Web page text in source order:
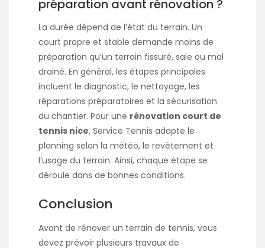
préparation avant rénovation ?
La durée dépend de l’état du terrain. Un
court propre et stable demande moins de
préparation qu’un terrain fissuré, sale ou mal
drainé. En général, les étapes principales
incluent le diagnostic, le nettoyage, les
réparations préparatoires et la sécurisation
du chantier. Pour une rénovation court de
tennis nice, Service Tennis adapte le
planning selon la météo, le revêtement et
l’usage du terrain. Ainsi, chaque étape se
déroule dans de bonnes conditions.
Conclusion
Avant de rénover un terrain de tennis, vous
devez prévoir plusieurs travaux de